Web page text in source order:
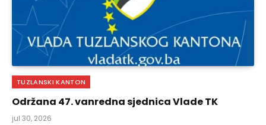
TUZLANSKI KANTON
Održana 47. vanredna sjednica Vlade TK
jul 30, 2026